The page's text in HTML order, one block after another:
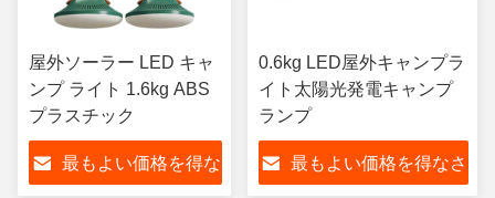
屋外ソーラー LED キャ
ンプ ライト 1.6kg ABS
プラスチック
最もよい価格を得な
0.6kg LED屋外キャンプラ
イト太陽光発電キャンプ
ランプ
最もよい価格を得なさ